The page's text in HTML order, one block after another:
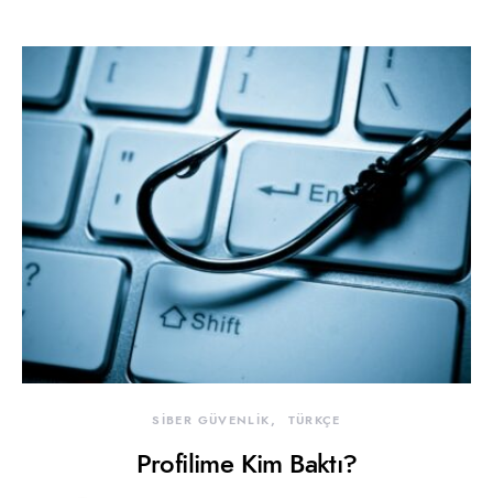
SİBER GÜVENLİK TÜRKÇE
Profilime Kim Baktı?